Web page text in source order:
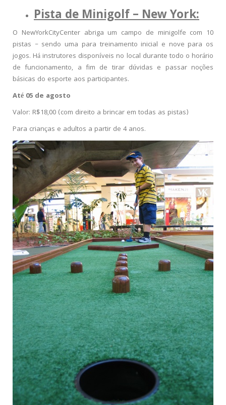
Pista de Minigolf – New York:
O NewYorkCityCenter abriga um campo de minigolfe com 10
pistas – sendo uma para treinamento inicial e nove para os
jogos. Há instrutores disponíveis no local durante todo o horário
de funcionamento, a fim de tirar dúvidas e passar noções
básicas do esporte aos participantes.
Até 05 de agosto
Valor: R$18,00 (com direito a brincar em todas as pistas)
Para crianças e adultos a partir de 4 anos.